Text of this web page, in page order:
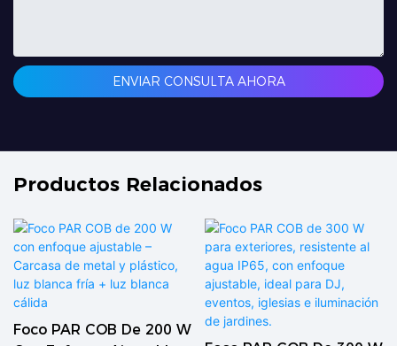
ENVIAR CONSULTA AHORA
Productos Relacionados
Foco PAR COB De 200 W